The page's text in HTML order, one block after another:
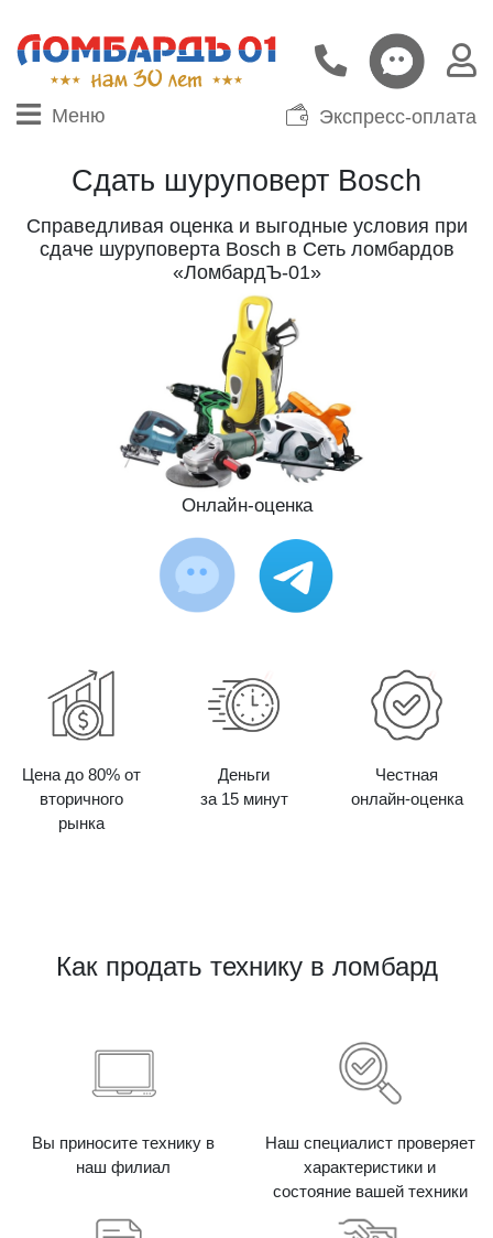
Меню Экспресс-оплата
Сдать шуруповерт Bosch
Справедливая оценка и выгодные условия при
сдаче шуруповерта Bosch в Сеть ломбардов
«ЛомбардЪ-01»
Онлайн-оценка
Цена до 80% от
вторичного
рынка
Деньги
за 15 минут
Честная
онлайн-оценка
Как продать технику в ломбард
Вы приносите технику в
наш филиал
Наш специалист проверяет
характеристики и
состояние вашей техники